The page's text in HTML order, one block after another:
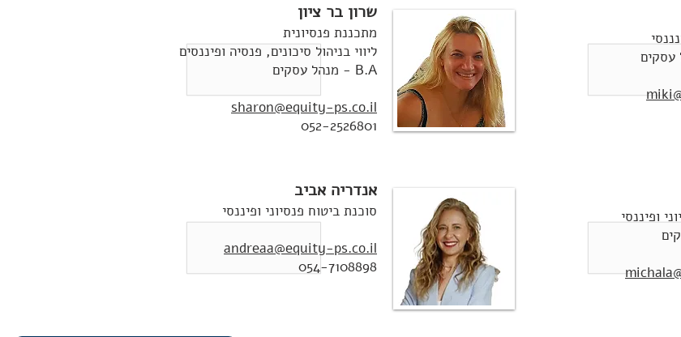
שרון בר ציון
מתכננת פנסיונית
ליווי בניהול סיכונים, פנסיה ופיננסים
B.A - מנהל עסקים
sharon@equity-ps.co.il
052-2526801
אנדריה אביב
סוכנת ביטוח פנסיוני ופיננסי
andreaa@equity-ps.co.il
054-7108898
ופיננסי